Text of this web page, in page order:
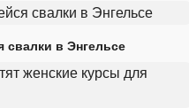
в Энгельсе